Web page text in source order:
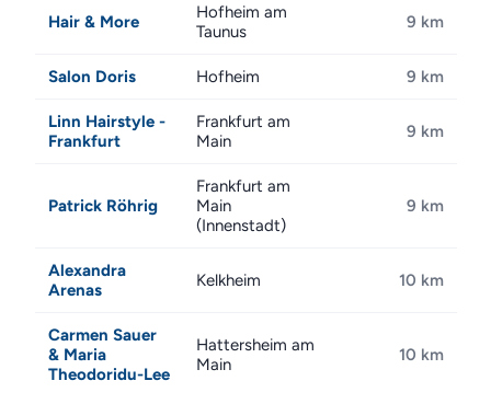
Hair & More
Hofheim am
Taunus
9 km
Salon Doris Hofheim 9 km
Linn Hairstyle -
Frankfurt
Frankfurt am
Main
9 km
Patrick Röhrig
Frankfurt am
Main
(Innenstadt)
9 km
Alexandra
Arenas
Kelkheim 10 km
Carmen Sauer
& Maria
Theodoridu-Lee
Hattersheim am
Main
10 km